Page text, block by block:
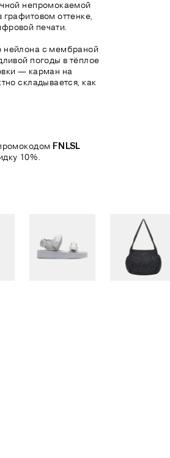
непромокаемой
оттенке,
печати.
нейлона с мембраной
погоды в тёплое
— карман на
складывается, как
FNLSL
10%.